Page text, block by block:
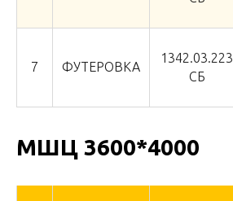
7 ФУТЕРОВКА
1342.03.223
СБ
МШЦ 3600*4000